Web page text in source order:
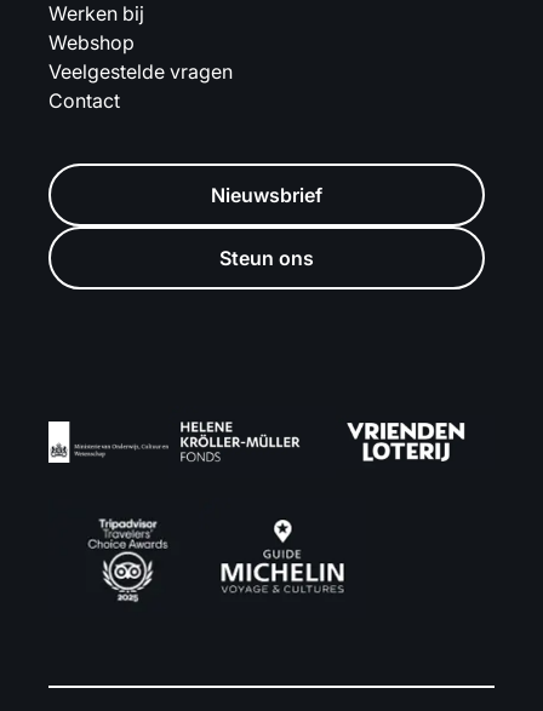
Werken bij
Webshop
Veelgestelde vragen
Contact
Nieuwsbrief
Steun ons